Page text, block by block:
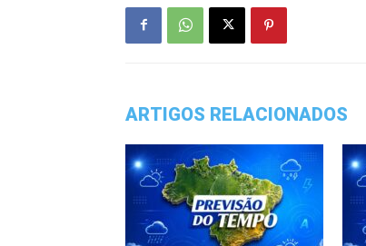
ARTIGOS RELACIONADOS